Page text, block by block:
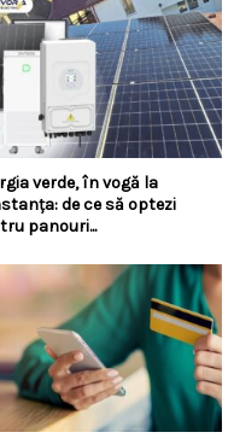
verde, în vogă la
de ce să optezi
panouri...